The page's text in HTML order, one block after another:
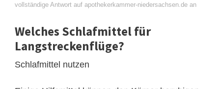
vollständige Antwort auf apothekerkammer-niedersachsen.de an
Welches Schlafmittel für
Langstreckenflüge?
Schlafmittel nutzen